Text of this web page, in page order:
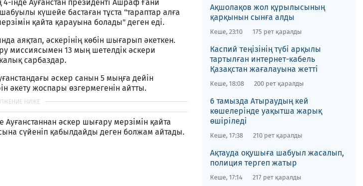
4-інде Ауғанстан президенті Ашраф Ғани
күшейе бастаған тұста "тараптар алға
қайта қарауына болады" деген еді.
аяқтап, әскерінің көбін шығарып әкеткен.
миссиясымен 13 мың шетелдік әскери
сарбаздар.
әскер санын 5 мыңға дейін
әкету жоспары өзгермегенін айтты.
әскер шығару мерзімін қайта
сүйеніп қабылдайды деген болжам айтады.
​Ақшолақов жол құрылысының
қарқынын сынға алды
Кеше, 23:10 175 рет қаралды
​Каспий теңізінің түбі арқылы
тартылған интернет-кабель
Қазақстан жағалауына жетті
Кеше, 18:08 200 рет қаралды
6 тамызда Атыраудың кей
көшелерінде уақытша жарық
өшіріледі
Кеше, 17:38 210 рет қаралды
Ақтауда оқушыға шабуыл жасалып,
полиция тергеп жатыр
Кеше, 17:14 217 рет қаралды